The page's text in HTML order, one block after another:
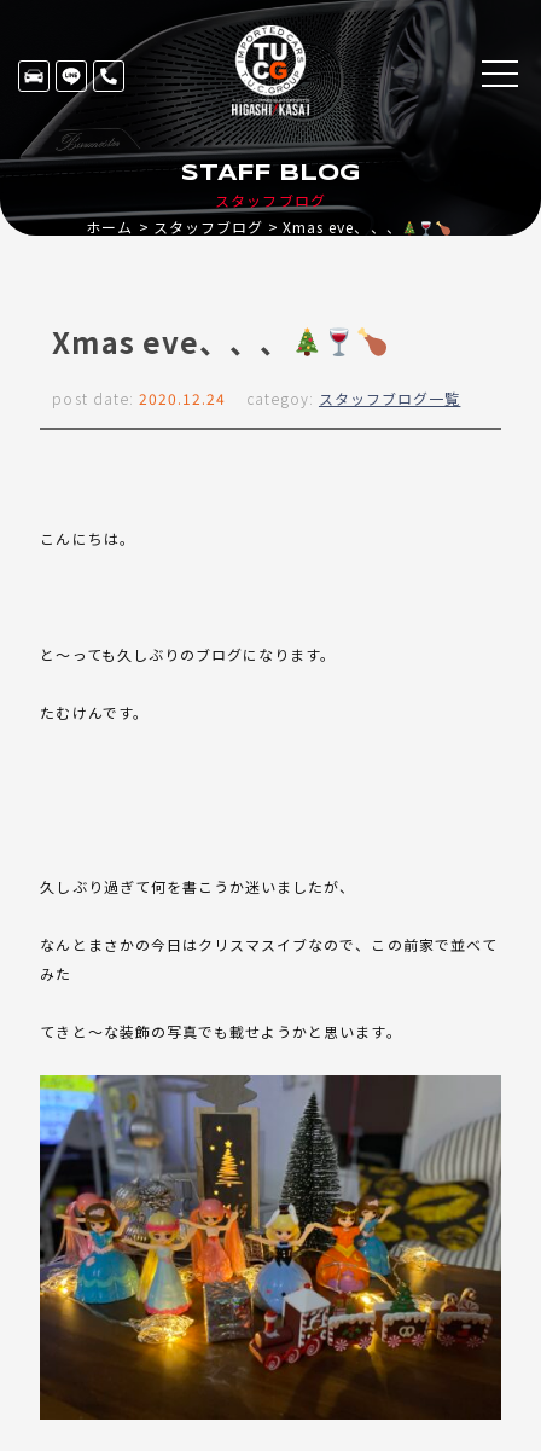
スタッフブログ
STAFF BLOG
ホーム スタッフブログ Xmas eve、、、
Xmas eve、、、
post date: 2020.12.24 categoy: スタッフブログ一覧
こんにちは。
と～っても久しぶりのブログになります。
たむけんです。
久しぶり過ぎて何を書こうか迷いましたが、
なんとまさかの今日はクリスマスイブなので、この前家で並べて
みた
てきと～な装飾の写真でも載せようかと思います。